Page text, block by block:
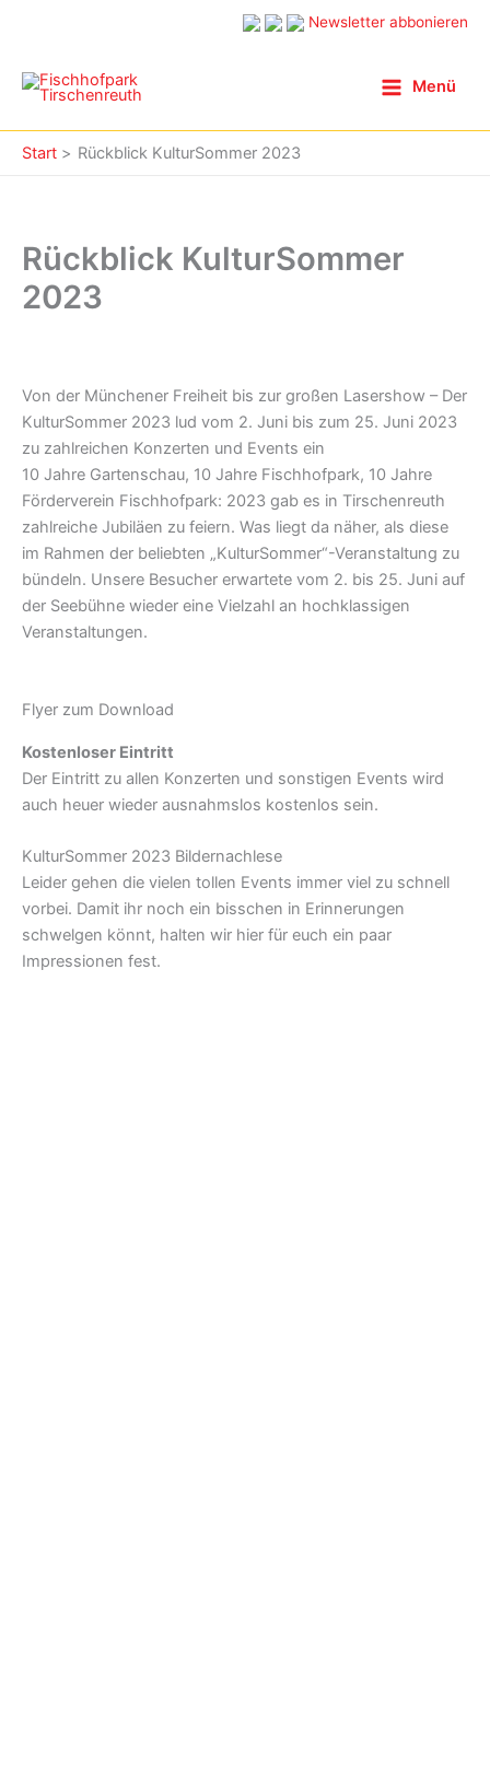
Newsletter abbonieren
Menü
Start Rückblick KulturSommer 2023
Rückblick KulturSommer
2023
Von der Münchener Freiheit bis zur großen Lasershow – Der
KulturSommer 2023 lud vom 2. Juni bis zum 25. Juni 2023
zu zahlreichen Konzerten und Events ein
10 Jahre Gartenschau, 10 Jahre Fischhofpark, 10 Jahre
Förderverein Fischhofpark: 2023 gab es in Tirschenreuth
zahlreiche Jubiläen zu feiern. Was liegt da näher, als diese
im Rahmen der beliebten „KulturSommer“-Veranstaltung zu
bündeln. Unsere Besucher erwartete vom 2. bis 25. Juni auf
der Seebühne wieder eine Vielzahl an hochklassigen
Veranstaltungen.
Flyer zum Download
Kostenloser Eintritt
Der Eintritt zu allen Konzerten und sonstigen Events wird
auch heuer wieder ausnahmslos kostenlos sein.
KulturSommer 2023 Bildernachlese
Leider gehen die vielen tollen Events immer viel zu schnell
vorbei. Damit ihr noch ein bisschen in Erinnerungen
schwelgen könnt, halten wir hier für euch ein paar
Impressionen fest.